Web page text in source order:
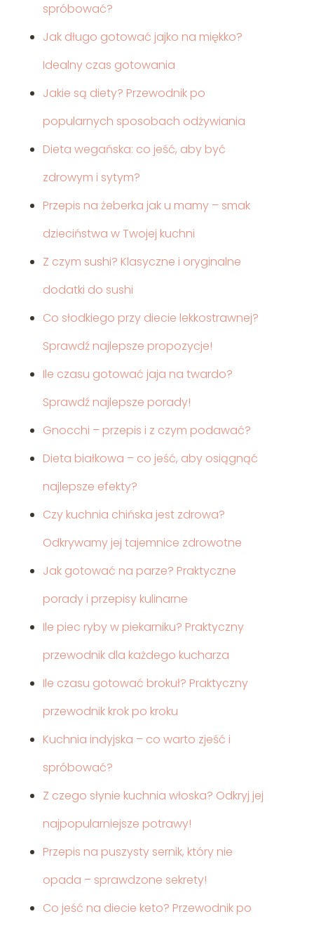
spróbować?
Jak długo gotować jajko na miękko?
Idealny czas gotowania
Jakie są diety? Przewodnik po
popularnych sposobach odżywiania
Dieta wegańska: co jeść, aby być
zdrowym i sytym?
Przepis na żeberka jak u mamy – smak
dzieciństwa w Twojej kuchni
Z czym sushi? Klasyczne i oryginalne
dodatki do sushi
Co słodkiego przy diecie lekkostrawnej?
Sprawdź najlepsze propozycje!
Ile czasu gotować jaja na twardo?
Sprawdź najlepsze porady!
Gnocchi – przepis i z czym podawać?
Dieta białkowa – co jeść, aby osiągnąć
najlepsze efekty?
Czy kuchnia chińska jest zdrowa?
Odkrywamy jej tajemnice zdrowotne
Jak gotować na parze? Praktyczne
porady i przepisy kulinarne
Ile piec ryby w piekarniku? Praktyczny
przewodnik dla każdego kucharza
Ile czasu gotować brokuł? Praktyczny
przewodnik krok po kroku
Kuchnia indyjska – co warto zjeść i
spróbować?
Z czego słynie kuchnia włoska? Odkryj jej
najpopularniejsze potrawy!
Przepis na puszysty sernik, który nie
opada – sprawdzone sekrety!
Co jeść na diecie keto? Przewodnik po